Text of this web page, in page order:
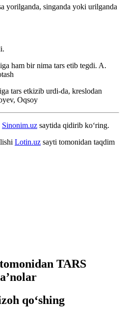
yorilganda, singanda yoki urilganda
ham bir nima tars etib tegdi. A.
tars etkizib urdi-da, kreslodan
Oqsoy
Sinonim.uz saytida qidirib ko‘ring.
Lotin.uz sayti tomonidan taqdim
TARS
qo‘shing